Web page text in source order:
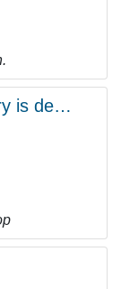
is de…